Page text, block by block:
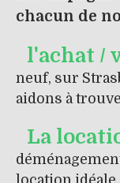
chacun de
l'achat /
neuf, sur
aidons à
La
location idéale.